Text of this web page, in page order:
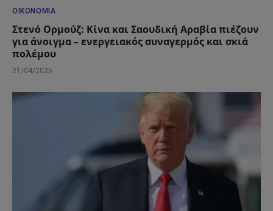
ΟΙΚΟΝΟΜΊΑ
Στενό Ορμούζ: Κίνα και Σαουδική Αραβία πιέζουν
για άνοιγμα – ενεργειακός συναγερμός και σκιά
πολέμου
21/04/2026